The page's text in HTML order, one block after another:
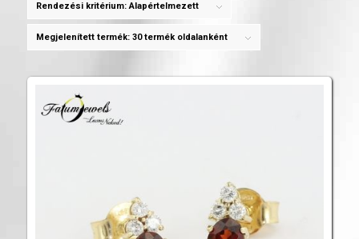
Rendezési kritérium:Alapértelmezett
Megjelenített termék: 30 termék oldalanként